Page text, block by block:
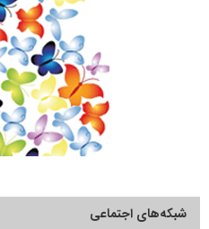
شبکه‌های اجتماعی